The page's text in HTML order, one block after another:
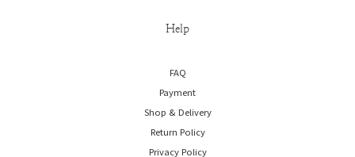
Help
FAQ
Payment
Shop & Delivery
Return Policy
Privacy Policy